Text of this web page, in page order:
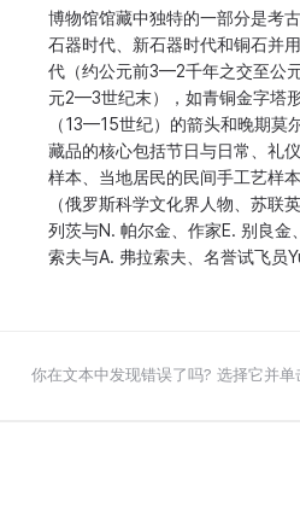
博物馆馆藏中独特的一部分是考
石器时代、新石器时代和铜石并
代（约公元前3—2千年之交至公
元2—3世纪末），如青铜金字塔
（13—15世纪）的箭头和晚期
藏品的核心包括节日与日常、礼
样本、当地居民的民间手工艺样
（俄罗斯科学文化界人物、苏联
列茨与N. 帕尔金、作家E. 别良
索夫与A. 弗拉索夫、名誉试飞员
你在文本中发现错误了吗? 选择它并单